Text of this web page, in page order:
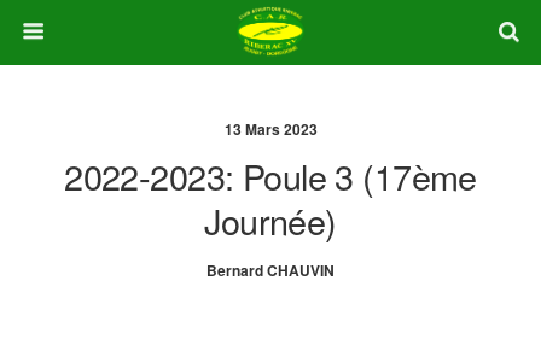
13 Mars 2023
2022-2023: Poule 3 (17ème
Journée)
Bernard CHAUVIN